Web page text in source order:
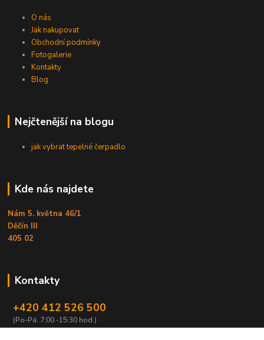
O nás
Jak nakupovat
Obchodní podmínky
Fotogalerie
Kontakty
Blog
Nejčtenější na blogu
jak vybrat tepelné čerpadlo
Kde nás najdete
Nám 5. května 46/1
Děčín III
405 02
Kontakty
+420 412 526 500
(Po-Pá, 7:00 -15:30 hod.)